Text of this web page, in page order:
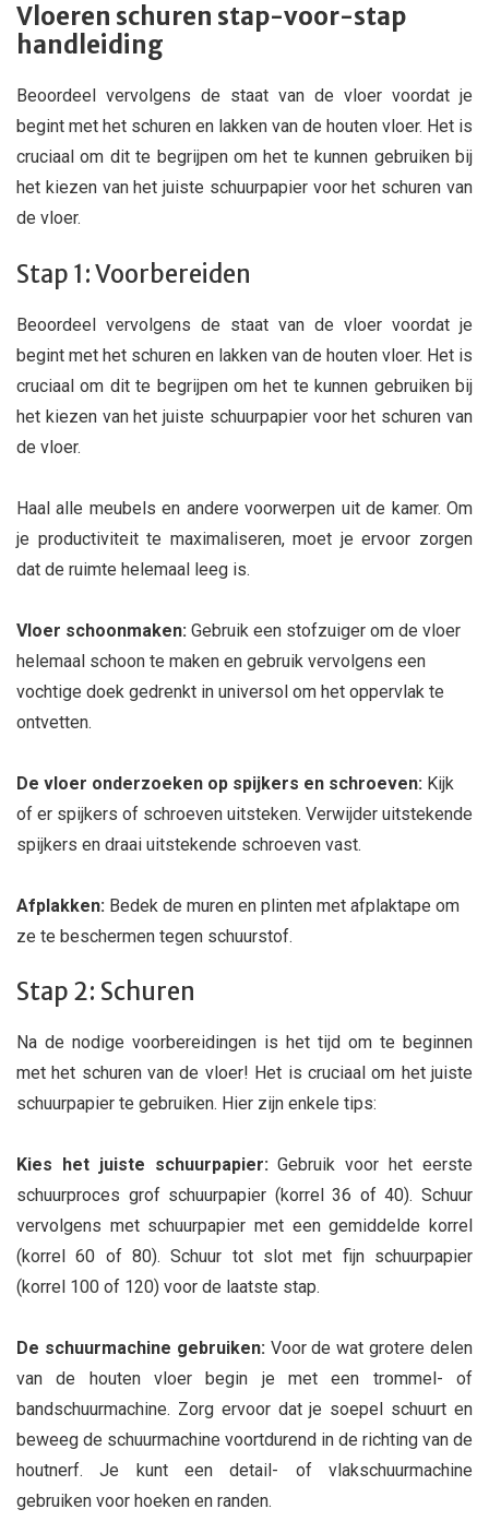
Vloeren schuren stap-voor-stap
handleiding
Beoordeel vervolgens de staat van de vloer voordat je
begint met het schuren en lakken van de houten vloer. Het is
cruciaal om dit te begrijpen om het te kunnen gebruiken bij
het kiezen van het juiste schuurpapier voor het schuren van
de vloer.
Stap 1: Voorbereiden
Beoordeel vervolgens de staat van de vloer voordat je
begint met het schuren en lakken van de houten vloer. Het is
cruciaal om dit te begrijpen om het te kunnen gebruiken bij
het kiezen van het juiste schuurpapier voor het schuren van
de vloer.
Haal alle meubels en andere voorwerpen uit de kamer. Om
je productiviteit te maximaliseren, moet je ervoor zorgen
dat de ruimte helemaal leeg is.
Vloer schoonmaken: Gebruik een stofzuiger om de vloer
helemaal schoon te maken en gebruik vervolgens een
vochtige doek gedrenkt in universol om het oppervlak te
ontvetten.
De vloer onderzoeken op spijkers en schroeven: Kijk
of er spijkers of schroeven uitsteken. Verwijder uitstekende
spijkers en draai uitstekende schroeven vast.
Afplakken: Bedek de muren en plinten met afplaktape om
ze te beschermen tegen schuurstof.
Stap 2: Schuren
Na de nodige voorbereidingen is het tijd om te beginnen
met het schuren van de vloer! Het is cruciaal om het juiste
schuurpapier te gebruiken. Hier zijn enkele tips:
Kies het juiste schuurpapier:Gebruik voor het eerste
schuurproces grof schuurpapier (korrel 36 of 40). Schuur
vervolgens met schuurpapier met een gemiddelde korrel
(korrel 60 of 80). Schuur tot slot met fijn schuurpapier
(korrel 100 of 120) voor de laatste stap.
De schuurmachine gebruiken: Voor de wat grotere delen
van de houten vloer begin je met een trommel- of
bandschuurmachine. Zorg ervoor dat je soepel schuurt en
beweeg de schuurmachine voortdurend in de richting van de
houtnerf. Je kunt een detail- of vlakschuurmachine
gebruiken voor hoeken en randen.